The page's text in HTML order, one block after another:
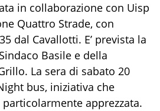
in collaborazione con Uisp
Quattro Strade, con
dal Cavallotti. E’ prevista la
Basile e della
La sera di sabato 20
bus, iniziativa che
particolarmente apprezzata.